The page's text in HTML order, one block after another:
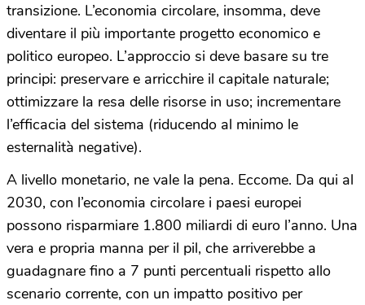
transizione. L’economia circolare, insomma, deve
diventare il più importante progetto economico e
politico europeo. L’approccio si deve basare su tre
principi: preservare e arricchire il capitale naturale;
ottimizzare la resa delle risorse in uso; incrementare
l’efficacia del sistema (riducendo al minimo le
esternalità negative).
A livello monetario, ne vale la pena. Eccome. Da qui al
2030, con l’economia circolare i paesi europei
possono risparmiare 1.800 miliardi di euro l’anno. Una
vera e propria manna per il pil, che arriverebbe a
guadagnare fino a 7 punti percentuali rispetto allo
scenario corrente, con un impatto positivo per